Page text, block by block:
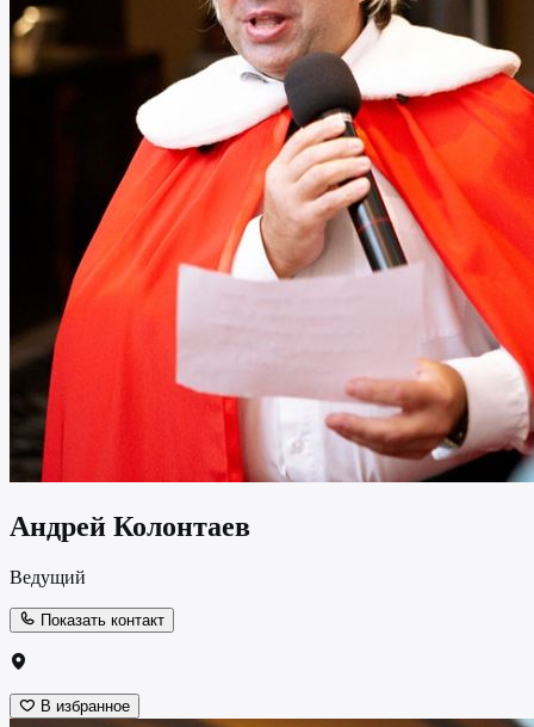
Андрей Колонтаев
Ведущий
Показать контакт
В избранное